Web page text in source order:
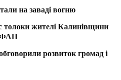
на заваді вогню
толоки жителі Калинівщини
ФАП
розвиток громад і